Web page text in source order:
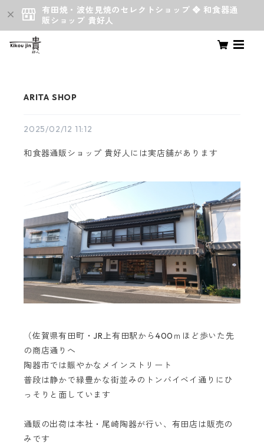
有田焼・波佐見焼のセレクトショップ ❖ 和食器通
販ショップ 貴好人
ARITA SHOP
2025/02/12 11:12
和食器通販ショップ 貴好人には実店舗があります
（佐賀県有田町・JR上有田駅から400ｍほど歩いた先
の商店通りへ
陶器市では賑やかなメインストリート
普段は静かで緑豊かな街並みのトンバイベイ通りにひ
っそりと面しています
通販の出荷は本社・尾崎陶器が行い、有田店は販売の
みです